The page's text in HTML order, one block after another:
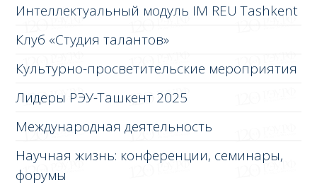
Интеллектуальный модуль IM REU Tashkent
Клуб «Студия талантов»
Культурно-просветительские мероприятия
Лидеры РЭУ-Ташкент 2025
Международная деятельность
Научная жизнь: конференции, семинары,
форумы